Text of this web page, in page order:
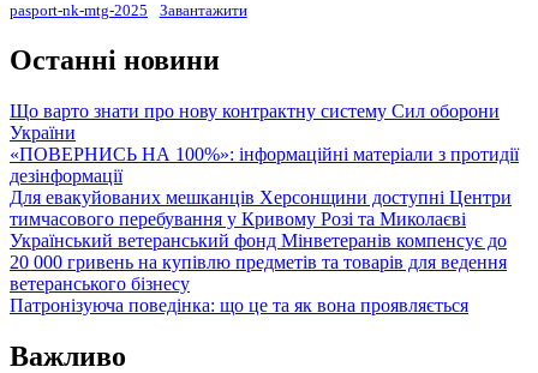
pasport-nk-mtg-2025 Завантажити
Останні новини
Що варто знати про нову контрактну систему Сил оборони
України
«ПОВЕРНИСЬ НА 100%»: інформаційні матеріали з протидії
дезінформації
Для евакуйованих мешканців Херсонщини доступні Центри
тимчасового перебування у Кривому Розі та Миколаєві
Український ветеранський фонд Мінветеранів компенсує до
20 000 гривень на купівлю предметів та товарів для ведення
ветеранського бізнесу
Патронізуюча поведінка: що це та як вона проявляється
Важливо